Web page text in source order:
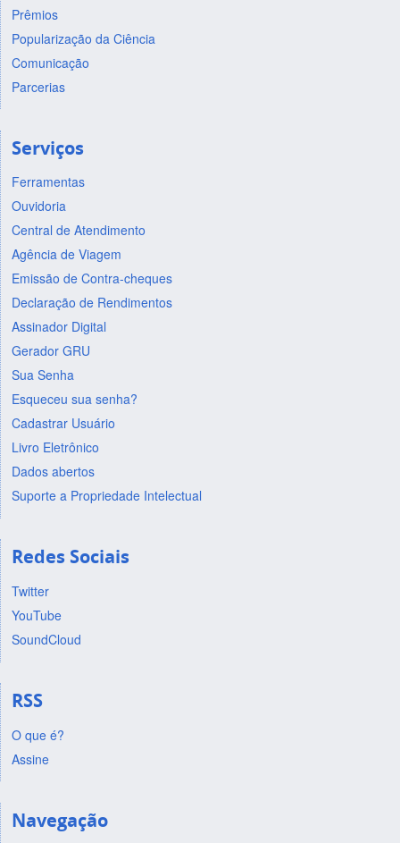
Prêmios
Popularização da Ciência
Comunicação
Parcerias
Serviços
Ferramentas
Ouvidoria
Central de Atendimento
Agência de Viagem
Emissão de Contra-cheques
Declaração de Rendimentos
Assinador Digital
Gerador GRU
Sua Senha
Esqueceu sua senha?
Cadastrar Usuário
Livro Eletrônico
Dados abertos
Suporte a Propriedade Intelectual
Redes Sociais
Twitter
YouTube
SoundCloud
RSS
O que é?
Assine
Navegação